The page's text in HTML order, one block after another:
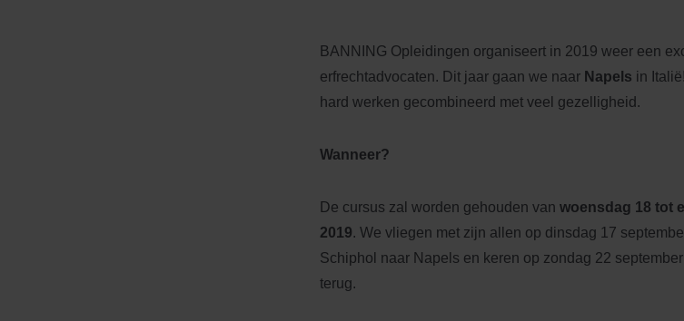
BANNING Opleidingen organiseert in 2019 weer een
erfrechtadvocaten. Dit jaar gaan we naar Napels in
hard werken gecombineerd met veel gezelligheid.
Wanneer?
De cursus zal worden gehouden van woensdag 18 tot
2019. We vliegen met zijn allen op dinsdag 17
Schiphol naar Napels en keren op zondag 22
terug.